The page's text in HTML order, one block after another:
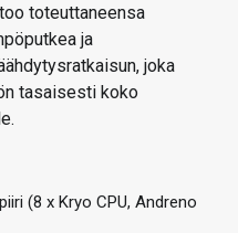
toteuttaneensa
ja
joka
tasaisesti koko
(8 x Kryo CPU, Andreno